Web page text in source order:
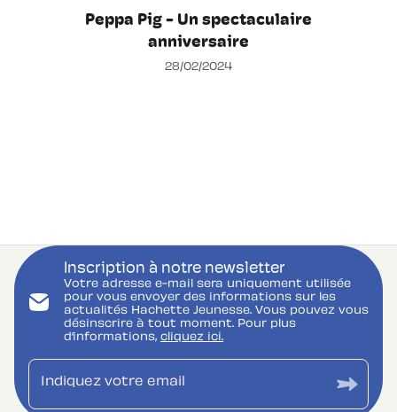
Peppa Pig - Un spectaculaire
anniversaire
28/02/2024
Inscription à notre newsletter
Votre adresse e-mail sera uniquement utilisée
pour vous envoyer des informations sur les
actualités Hachette Jeunesse. Vous pouvez vous
désinscrire à tout moment. Pour plus
d’informations, cliquez ici.
Indiquez votre email